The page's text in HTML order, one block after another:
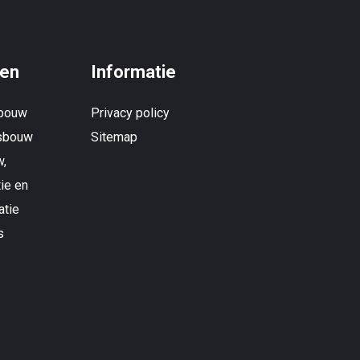
en
Informatie
Privacy policy
Sitemap